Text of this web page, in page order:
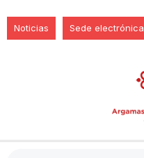
Noticias Sede electrónica